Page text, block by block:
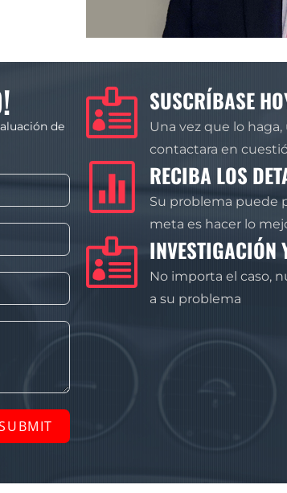
de
SUSCRÍBASE
Una vez que lo
contactara en
RECIBA LOS
Su problema puede
meta es hacer lo
INVESTIGACIÓN
No importa el caso,
a su problema